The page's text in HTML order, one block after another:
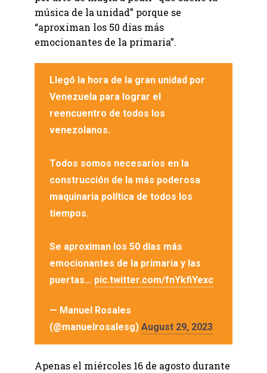
música de la unidad” porque se
“aproximan los 50 días más
emocionantes de la primaria”.
Llegó la hora de la gran unidad por
Venezuela para lograr el
reencuentro de todos los
venezolanos.
Todos somos necesarios en la
construcción de la más poderosa
maquinaria política de todos los
tiempos.
Se aproximan los 50 días más
emocionantes de la primaria y las
puertas… pic.twitter.com/fnYkfiYexc
— Manuel Rosales
(@manuelrosalesg) August 29, 2023
Apenas el miércoles 16 de agosto durante